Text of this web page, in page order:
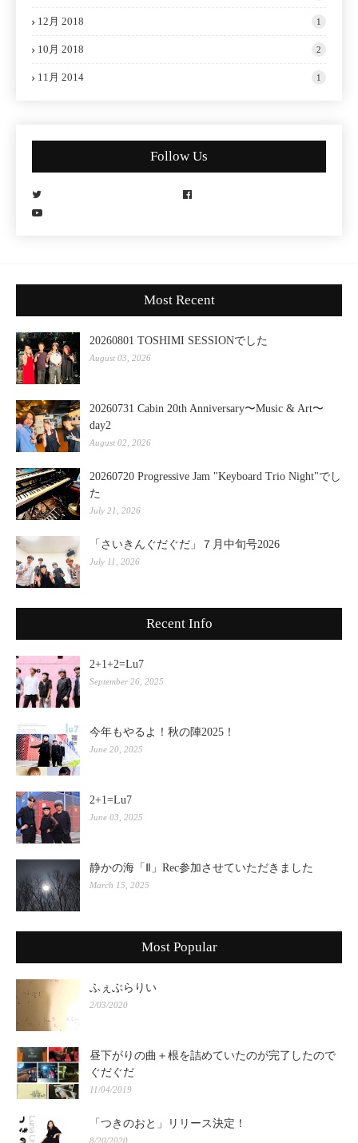
12月 2018 1
10月 2018 2
11月 2014 1
Follow Us
Most Recent
20260801 TOSHIMI SESSIONでした
August 03, 2026
20260731 Cabin 20th Anniversary〜Music & Art〜
day2
August 02, 2026
20260720 Progressive Jam "Keyboard Trio Night"でし
た
July 21, 2026
「さいきんぐだぐだ」７月中旬号2026
July 11, 2026
Recent Info
2+1+2=Lu7
September 26, 2025
今年もやるよ！秋の陣2025！
June 20, 2025
2+1=Lu7
June 03, 2025
静かの海「Ⅱ」Rec参加させていただきました
March 15, 2025
Most Popular
ふぇぶらりい
2/03/2020
昼下がりの曲＋根を詰めていたのが完了したので
ぐだぐだ
11/04/2019
「つきのおと」リリース決定！
8/20/2020